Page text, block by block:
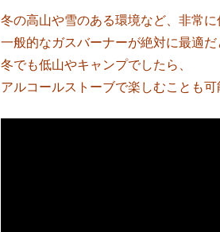
冬の高山や雪のある環境など、非常に
一般的なガスバーナーが絶対に最適だ
冬でも低山やキャンプでしたら、
アルコールストーブで楽しむことも可